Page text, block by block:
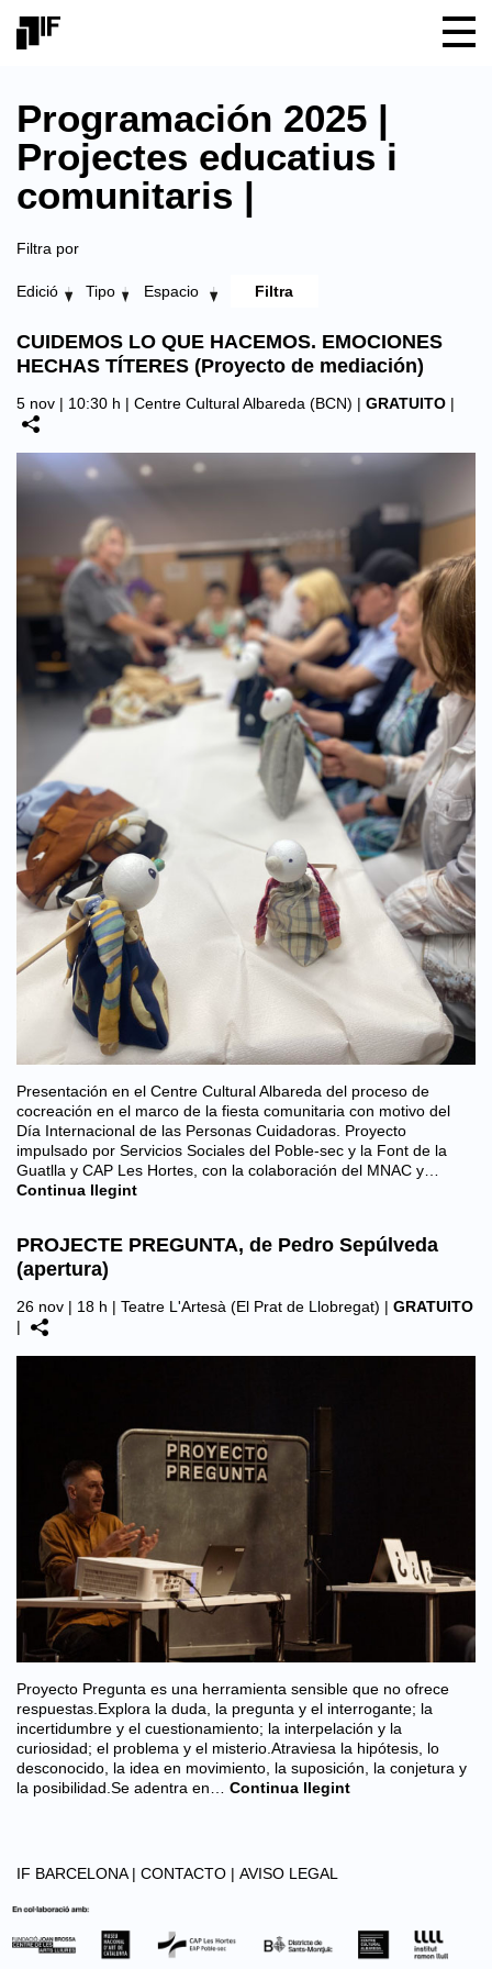
Programación 2025 |
Projectes educatius i
comunitaris |
Filtra por
Edició Tipo Espacio
CUIDEMOS LO QUE HACEMOS. EMOCIONES
HECHAS TÍTERES (Proyecto de mediación)
5 nov | 10:30 h | Centre Cultural Albareda (BCN) | GRATUITO |
Presentación en el Centre Cultural Albareda del proceso de
cocreación en el marco de la fiesta comunitaria con motivo del
Día Internacional de las Personas Cuidadoras. Proyecto
impulsado por Servicios Sociales del Poble-sec y la Font de la
Guatlla y CAP Les Hortes, con la colaboración del MNAC y…
Continua llegint
PROJECTE PREGUNTA, de Pedro Sepúlveda
(apertura)
26 nov | 18 h | Teatre L'Artesà (El Prat de Llobregat) | GRATUITO
|
Proyecto Pregunta es una herramienta sensible que no ofrece
respuestas.Explora la duda, la pregunta y el interrogante; la
incertidumbre y el cuestionamiento; la interpelación y la
curiosidad; el problema y el misterio.Atraviesa la hipótesis, lo
desconocido, la idea en movimiento, la suposición, la conjetura y
la posibilidad.Se adentra en…
Continua llegint
IF BARCELONA | CONTACTO | AVISO LEGAL